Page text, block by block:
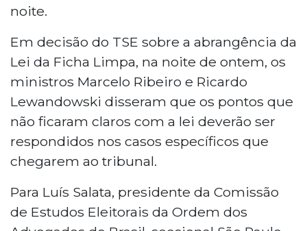
noite.
Em decisão do TSE sobre a abrangência da
Lei da Ficha Limpa, na noite de ontem, os
ministros Marcelo Ribeiro e Ricardo
Lewandowski disseram que os pontos que
não ficaram claros com a lei deverão ser
respondidos nos casos específicos que
chegarem ao tribunal.
Para Luís Salata, presidente da Comissão
de Estudos Eleitorais da Ordem dos